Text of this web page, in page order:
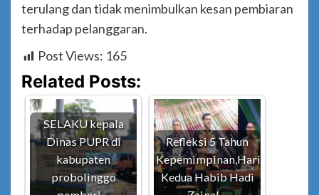
terulang dan tidak menimbulkan kesan pembiaran
terhadap pelanggaran.
Post Views: 165
Related Posts:
SELAKU kepala
Dinas PUPR di
kabupaten
probolinggo
Refleksi 5 Tahun
Kepemimpinan,Hari
Kedua Habib Hadi